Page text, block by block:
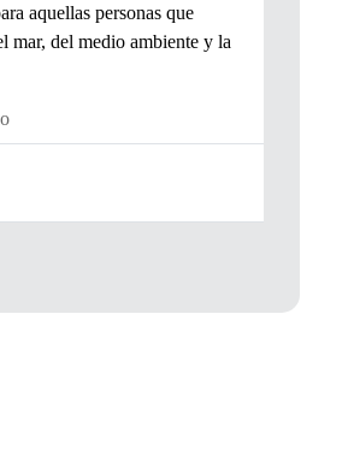
aquellas personas que
mar, del medio ambiente y la